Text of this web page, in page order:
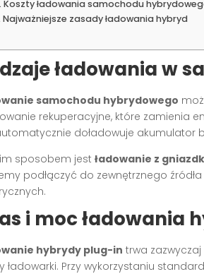
Koszty ładowania samochodu
Najważniejsze zasady ładowania hybryd
ładowania w
samochodu hybrydowego
rekuperacyjne, które zamienia
doładowuje akumulator
sposobem jest ładowanie z
podłączyć do zewnętrznego
i moc ładowania
hybrydy plug-in trwa
ładowarki. Przy wykorzystaniu